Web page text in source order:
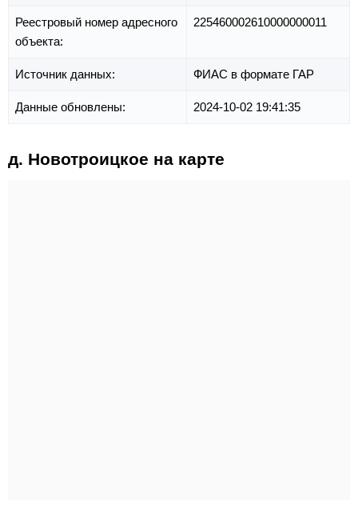
Реестровый номер адресного
объекта:
225460002610000000011
Источник данных: ФИАС в формате ГАР
Данные обновлены: 2024-10-02 19:41:35
д. Новотроицкое на карте